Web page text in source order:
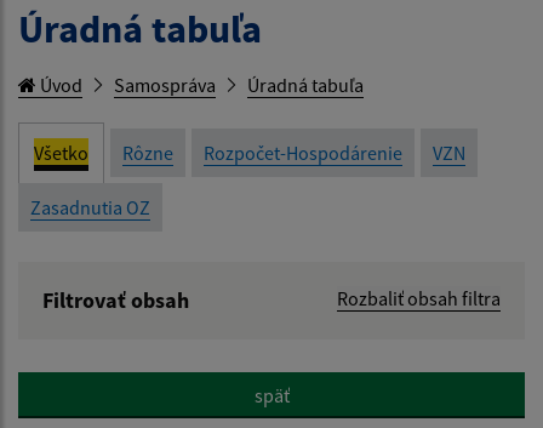
Úradná tabuľa
Úvod Samospráva Úradná tabuľa
Všetko Rôzne Rozpočet-Hospodárenie VZN
Zasadnutia OZ
Filtrovať obsah Rozbaliť obsah filtra
Popis:
späť